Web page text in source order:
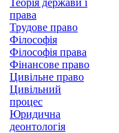
Теорія держави і
права
Трудове право
Філософія
Філософія права
Фінансове право
Цивільне право
Цивільний
процес
Юридична
деонтологія